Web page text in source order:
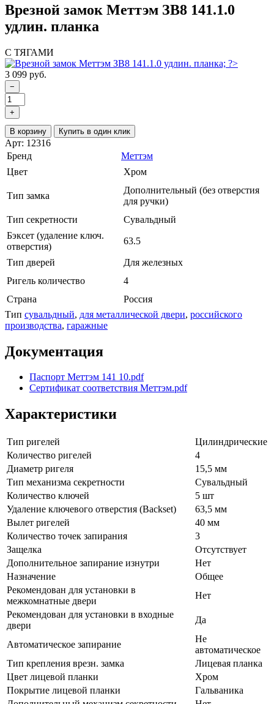
Врезной замок Меттэм ЗВ8 141.1.0
удлин. планка
С ТЯГАМИ
3 099 руб.
−
+
В корзину Купить в один клик
Арт: 12316
Бренд
Меттэм
Цвет
Хром
Тип замка
Дополнительный (без отверстия
для ручки)
Тип секретности
Сувальдный
Бэксет (удаление ключ.
отверстия)
63.5
Тип дверей
Для железных
Ригель количество
4
Страна
Россия
Тип сувальдный, для металлической двери, российского
производства, гаражные
Документация
Паспорт Меттэм 141 10.pdf
Сертификат соответствия Меттэм.pdf
Характеристики
Тип ригелей
Цилиндрические
Количество ригелей
4
Диаметр ригеля
15,5 мм
Тип механизма секретности
Сувальдный
Количество ключей
5 шт
Удаление ключевого отверстия (Backset)
63,5 мм
Вылет ригелей
40 мм
Количество точек запирания
3
Защелка
Отсутствует
Дополнительное запирание изнутри
Нет
Назначение
Общее
Рекомендован для установки в
межкомнатные двери
Нет
Рекомендован для установки в входные
двери
Да
Автоматическое запирание
Не
автоматическое
Тип крепления врезн. замка
Лицевая планка
Цвет лицевой планки
Хром
Покрытие лицевой планки
Гальваника